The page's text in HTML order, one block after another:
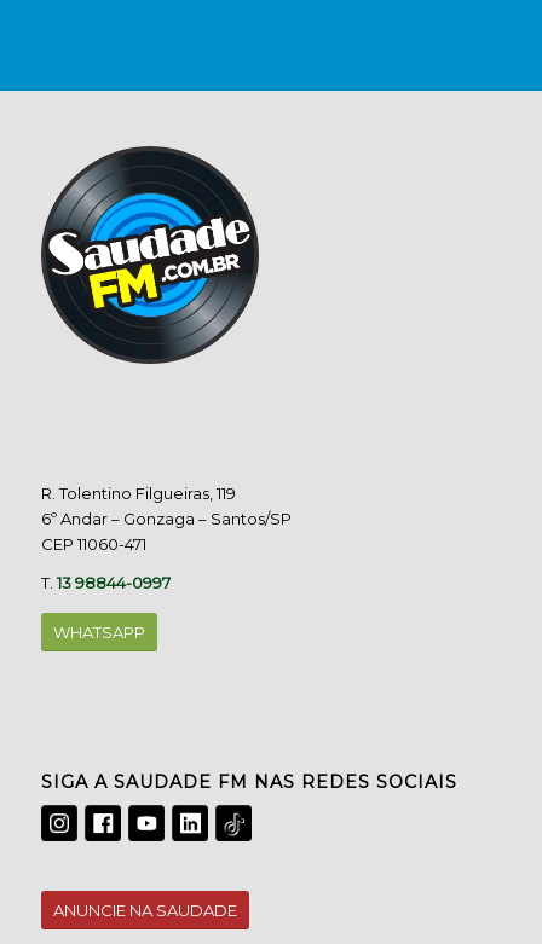
R. Tolentino Filgueiras, 119
6º Andar – Gonzaga – Santos/SP
CEP 11060-471
T.13 98844-0997
WHATSAPP
SIGA A SAUDADE FM NAS REDES SOCIAIS
ANUNCIE NA SAUDADE